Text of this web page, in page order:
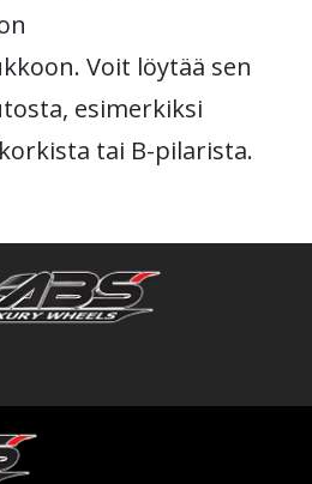
Voit löytää sen
esimerkiksi
tai B-pilarista.